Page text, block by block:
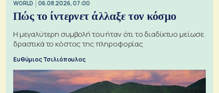
WORLD 06.08.2026, 07:00
Πώς το ίντερνετ άλλαξε τον κόσμο
Η μεγαλύτερη συμβολή του ήταν ότι το διαδίκτυο μείωσε
δραστικά το κόστος της πληροφορίας
Ευθύμιος Τσιλιόπουλος